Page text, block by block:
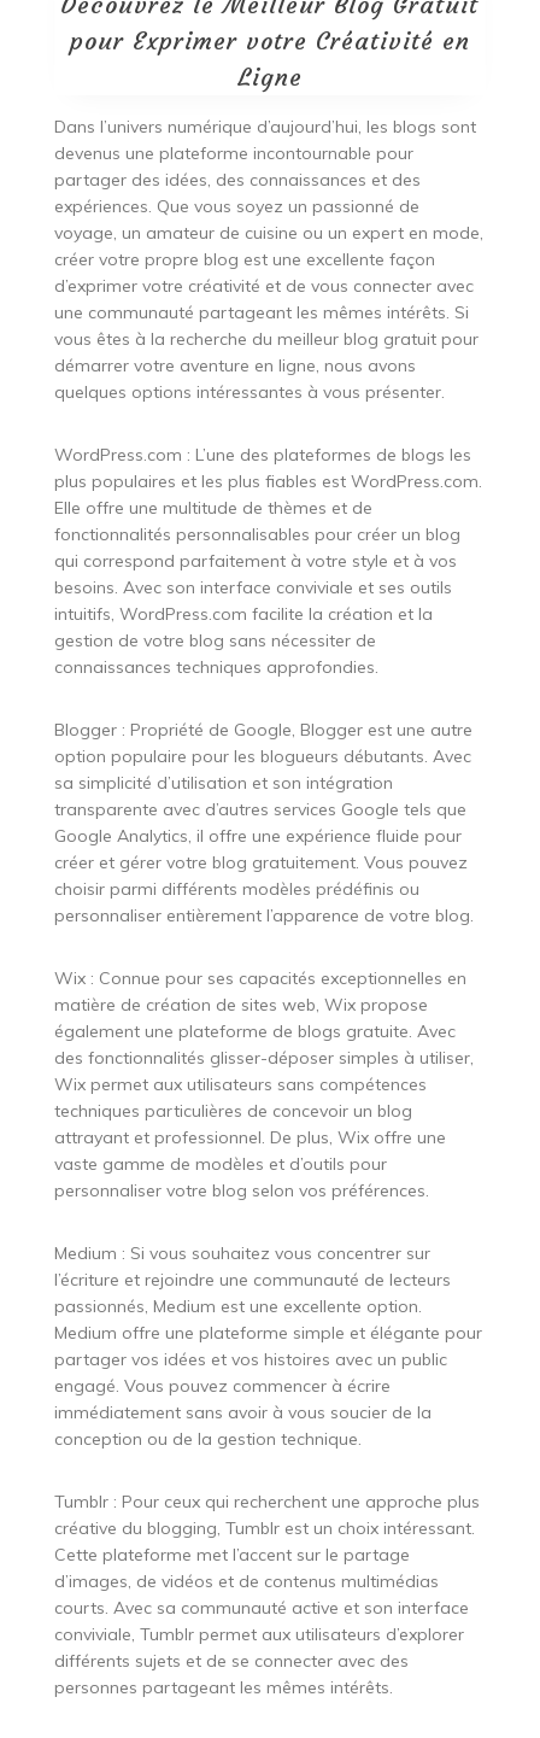
pour Exprimer votre Créativité en
Ligne
Dans l’univers numérique d’aujourd’hui, les blogs sont
devenus une plateforme incontournable pour
partager des idées, des connaissances et des
expériences. Que vous soyez un passionné de
voyage, un amateur de cuisine ou un expert en mode,
créer votre propre blog est une excellente façon
d’exprimer votre créativité et de vous connecter avec
une communauté partageant les mêmes intérêts. Si
vous êtes à la recherche du meilleur blog gratuit pour
démarrer votre aventure en ligne, nous avons
quelques options intéressantes à vous présenter.
WordPress.com : L’une des plateformes de blogs les
plus populaires et les plus fiables est WordPress.com.
Elle offre une multitude de thèmes et de
fonctionnalités personnalisables pour créer un blog
qui correspond parfaitement à votre style et à vos
besoins. Avec son interface conviviale et ses outils
intuitifs, WordPress.com facilite la création et la
gestion de votre blog sans nécessiter de
connaissances techniques approfondies.
Blogger : Propriété de Google, Blogger est une autre
option populaire pour les blogueurs débutants. Avec
sa simplicité d’utilisation et son intégration
transparente avec d’autres services Google tels que
Google Analytics, il offre une expérience fluide pour
créer et gérer votre blog gratuitement. Vous pouvez
choisir parmi différents modèles prédéfinis ou
personnaliser entièrement l’apparence de votre blog.
Wix : Connue pour ses capacités exceptionnelles en
matière de création de sites web, Wix propose
également une plateforme de blogs gratuite. Avec
des fonctionnalités glisser-déposer simples à utiliser,
Wix permet aux utilisateurs sans compétences
techniques particulières de concevoir un blog
attrayant et professionnel. De plus, Wix offre une
vaste gamme de modèles et d’outils pour
personnaliser votre blog selon vos préférences.
Medium : Si vous souhaitez vous concentrer sur
l’écriture et rejoindre une communauté de lecteurs
passionnés, Medium est une excellente option.
Medium offre une plateforme simple et élégante pour
partager vos idées et vos histoires avec un public
engagé. Vous pouvez commencer à écrire
immédiatement sans avoir à vous soucier de la
conception ou de la gestion technique.
Tumblr : Pour ceux qui recherchent une approche plus
créative du blogging, Tumblr est un choix intéressant.
Cette plateforme met l’accent sur le partage
d’images, de vidéos et de contenus multimédias
courts. Avec sa communauté active et son interface
conviviale, Tumblr permet aux utilisateurs d’explorer
différents sujets et de se connecter avec des
personnes partageant les mêmes intérêts.